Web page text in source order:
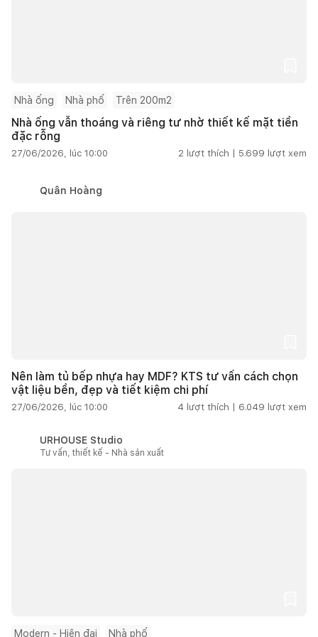
Nhà ống Nhà phố Trên 200m2
Nhà ống vẫn thoáng và riêng tư nhờ thiết kế mặt tiền
đặc rỗng
27/06/2026, lúc 10:00 2 lượt thích | 5.699 lượt xem
Quân Hoàng
Nên làm tủ bếp nhựa hay MDF? KTS tư vấn cách chọn
vật liệu bền, đẹp và tiết kiệm chi phí
27/06/2026, lúc 10:00 4 lượt thích | 6.049 lượt xem
URHOUSE Studio
Tư vấn, thiết kế - Nhà sản xuất
Modern - Hiện đại Nhà phố